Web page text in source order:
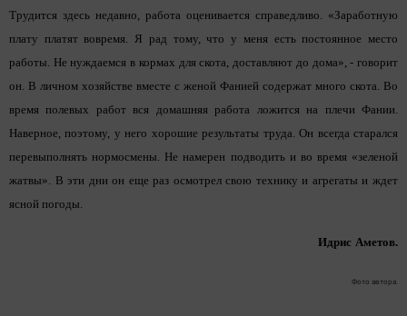
Трудится здесь недавно, работа оценивается справедливо. «Заработную
плату платят вовремя. Я рад тому, что у меня есть постоянное место
работы. Не нуждаемся в кормах для скота, доставляют до дома», - говорит
он. В личном хозяйстве вместе с женой Фанией содержат много скота. Во
время полевых работ вся домашняя работа ложится на плечи Фании.
Наверное, поэтому, у него хорошие результаты труда. Он всегда старался
перевыполнять нормосмены. Не намерен подводить и во время «зеленой
жатвы». В эти дни он еще раз осмотрел свою технику и агрегаты и ждет
ясной погоды.
Идрис Аметов.
Фото автора.